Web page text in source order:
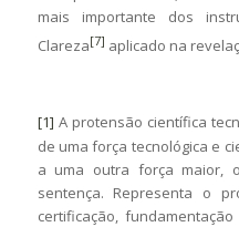
mais importante dos
Clareza[7] aplicado na
[1] A protensão científica
de uma força tecnológica e
a uma outra força maior,
sentença. Representa o
certificação,